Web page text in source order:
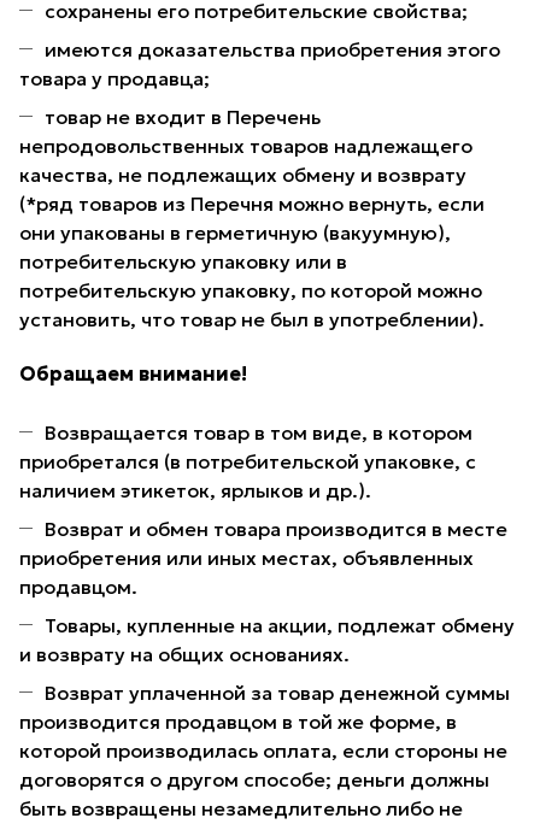
сохранены его потребительские свойства;
имеются доказательства приобретения этого
товара у продавца;
товар не входит в Перечень
непродовольственных товаров надлежащего
качества, не подлежащих обмену и возврату
(*ряд товаров из Перечня можно вернуть, если
они упакованы в герметичную (вакуумную),
потребительскую упаковку или в
потребительскую упаковку, по которой можно
установить, что товар не был в употреблении).
Обращаем внимание!
Возвращается товар в том виде, в котором
приобретался (в потребительской упаковке, с
наличием этикеток, ярлыков и др.).
Возврат и обмен товара производится в месте
приобретения или иных местах, объявленных
продавцом.
Товары, купленные на акции, подлежат обмену
и возврату на общих основаниях.
Возврат уплаченной за товар денежной суммы
производится продавцом в той же форме, в
которой производилась оплата, если стороны не
договорятся о другом способе; деньги должны
быть возвращены незамедлительно либо не